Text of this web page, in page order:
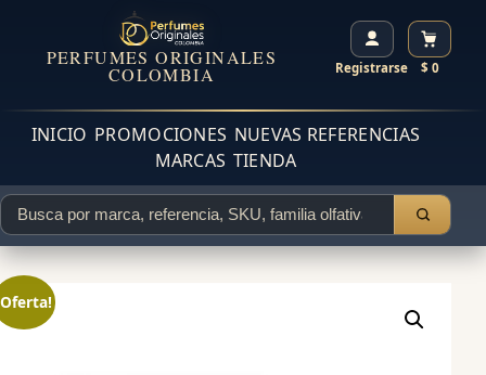
PERFUMES ORIGINALES
COLOMBIA Registrarse $ 0
INICIO PROMOCIONES NUEVAS REFERENCIAS
MARCAS TIENDA